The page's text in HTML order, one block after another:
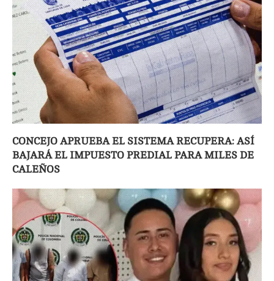
CONCEJO APRUEBA EL SISTEMA RECUPERA: ASÍ
BAJARÁ EL IMPUESTO PREDIAL PARA MILES DE
CALEÑOS